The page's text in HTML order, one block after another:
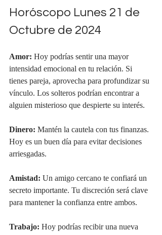
Horóscopo Lunes 21 de
Octubre de 2024
Amor: Hoy podrías sentir una mayor
intensidad emocional en tu relación. Si
tienes pareja, aprovecha para profundizar su
vínculo. Los solteros podrían encontrar a
alguien misterioso que despierte su interés.
Dinero: Mantén la cautela con tus finanzas.
Hoy es un buen día para evitar decisiones
arriesgadas.
Amistad: Un amigo cercano te confiará un
secreto importante. Tu discreción será clave
para mantener la confianza entre ambos.
Trabajo: Hoy podrías recibir una nueva